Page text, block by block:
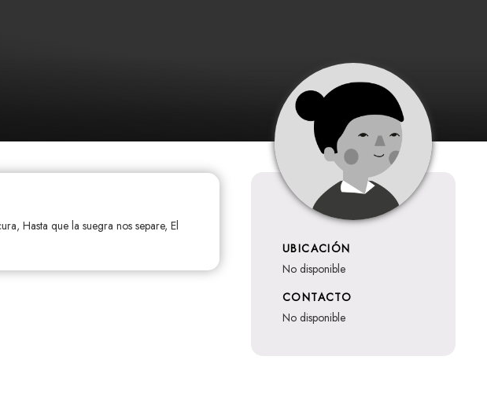
Hasta que la suegra nos separe, El
UBICACIÓN
no disponible
CONTACTO
no disponible